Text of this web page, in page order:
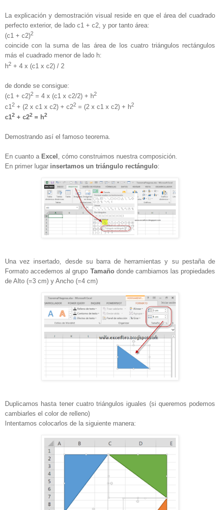
La explicación y demostración visual reside en que el área del cuadrado
perfecto exterior, de lado c1 + c2, y por tanto área:
(c1 + c2)2
coincide con la suma de las área de los cuatro triángulos rectángulos
más el cuadrado menor de lado h:
h2 + 4 x (c1 x c2) / 2
de donde se consigue:
(c1 + c2)2 = 4 x (c1 x c2/2) + h2
c1 2 + (2 x c1 x c2) + c22 = (2 x c1 x c2) + h2
c12 + c22 = h2
Demostrando así el famoso teorema.
En cuanto a Excel , cómo construimos nuestra composición.
En primer lugar insertamos un triángulo rectángulo:
Una vez insertado, desde su barra de herramientas y su pestaña de
Formato accedemos al grupo Tamañodonde cambiamos las propiedades
de Alto (=3 cm) y Ancho (=4 cm)
Duplicamos hasta tener cuatro triángulos iguales (si queremos podemos
cambiarles el color de relleno)
Intentamos colocarlos de la siguiente manera: